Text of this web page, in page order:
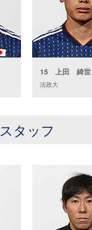
15 上田 綺世
法政大
スタッフ